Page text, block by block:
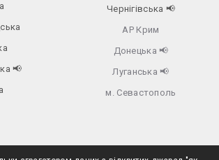
📢
Чернігівська 📢
АР Крим
Донецька 📢
Луганська 📢
м. Севастополь